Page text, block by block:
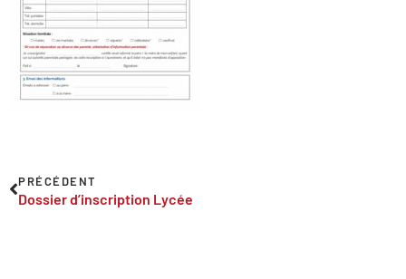
PRÉCÉDENT
Dossier d’inscription Lycée